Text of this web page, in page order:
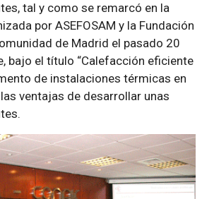
tal y como se remarcó en la
por ASEFOSAM y la Fundación
de Madrid el pasado 20
bajo el título “Calefacción eficiente
de instalaciones térmicas en
ventajas de desarrollar unas